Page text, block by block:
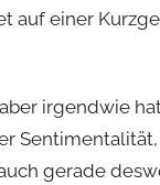
auf einer
irgendwie
gerade